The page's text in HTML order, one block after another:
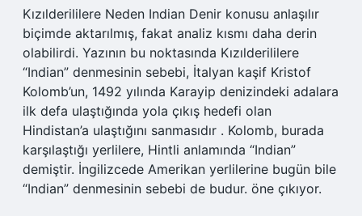
Kızılderililere Neden Indian Denir konusu anlaşılır
biçimde aktarılmış, fakat analiz kısmı daha derin
olabilirdi. Yazının bu noktasında Kızılderililere
“Indian” denmesinin sebebi, İtalyan kaşif Kristof
Kolomb’un, 1492 yılında Karayip denizindeki adalara
ilk defa ulaştığında yola çıkış hedefi olan
Hindistan’a ulaştığını sanmasıdır . Kolomb, burada
karşılaştığı yerlilere, Hintli anlamında “Indian”
demiştir. İngilizcede Amerikan yerlilerine bugün bile
“Indian” denmesinin sebebi de budur. öne çıkıyor.